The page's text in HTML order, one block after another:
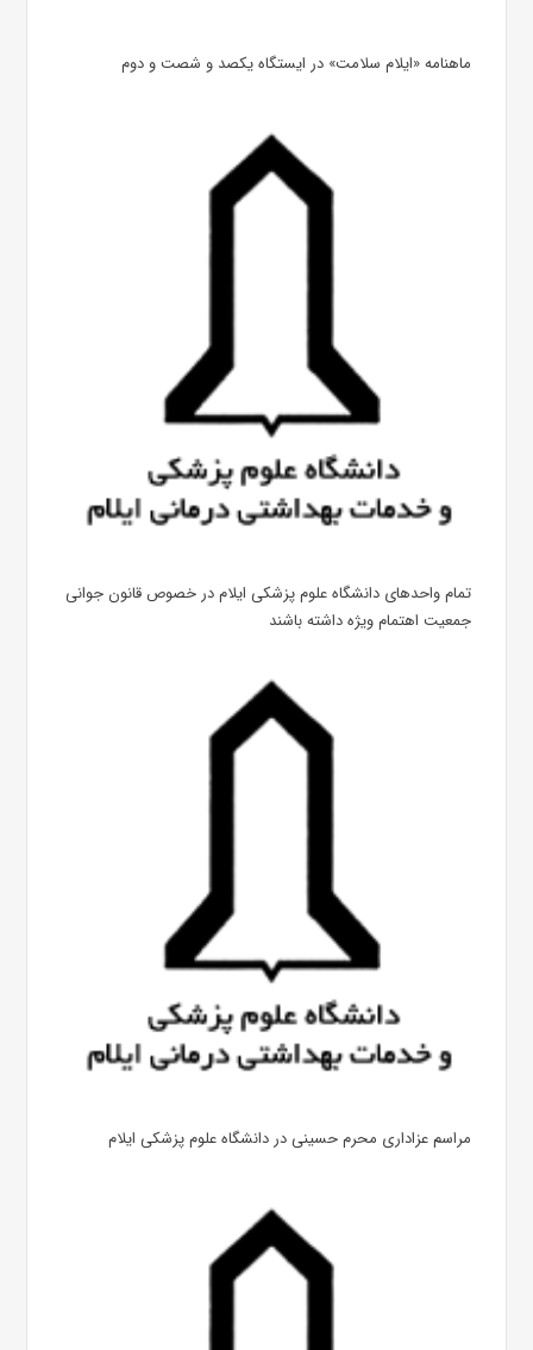
ماهنامه «ایلام سلامت» در ایستگاه یکصد و شصت و دوم
تمام واحدهای دانشگاه علوم پزشکی ایلام در خصوص قانون جوانی
جمعیت اهتمام ویژه داشته باشند
مراسم عزاداری محرم حسینی در دانشگاه علوم پزشکی ایلام